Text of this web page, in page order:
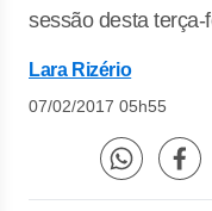
sessão desta terça-
Lara Rizério
07/02/2017 05h55